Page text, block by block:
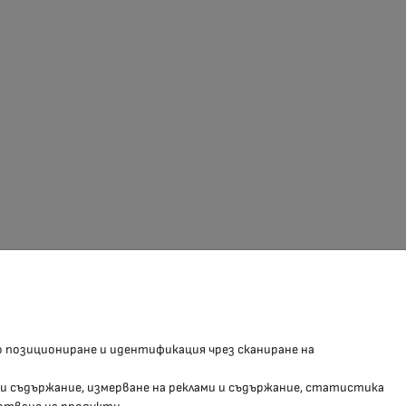
Instragram профил
позициониране и идентификация чрез сканиране на
съдържание, измерване на реклами и съдържание, статистика